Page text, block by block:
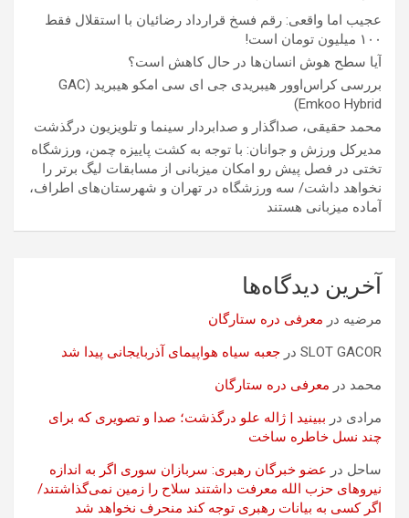
عجیب اما واقعی: رقم فسخ قرارداد رضائیان با استقلال فقط
۱۰۰ میلیون تومان است!
آیا سطح هوش انسان‌ها در حال کاهش است؟
بررسی کراس‌اوور هیبریدی جی ای سی امکو هیبرید (GAC
Emkoo Hybrid)
محمد حقیقی، صداگذار و صدابردار سینما و تلویزیون درگذشت
مدیرکل ورزش و جوانان: با توجه به کشت پاییزه چمن، ورزشگاه
تختی در فصل پیش رو امکان میزبانی از مسابقات لیگ برتر را
نخواهد داشت/ سه ورزشگاه در تهران و شهرستان‌های اطراف،
آماده میزبانی هستند
آخرین دیدگاه‌ها
مرضیه در معرفی دره ستارگان
SLOT GACOR در جعبه سیاه هواپیمای آذربایجانی پیدا شد
محمد در معرفی دره ستارگان
مرادی در ببینید | ژاله علو درگذشت؛ صدا و تصویری که برای
چند نسل خاطره ساخت
ساحل در عضو خبرگان رهبری: سربازان سوری اگر به اندازه
نیروهای حزب الله معرفت داشتند سلاح را زمین نمی‌گذاشتند/
اگر کسی به بیانات رهبری توجه کند منحرف نخواهد شد